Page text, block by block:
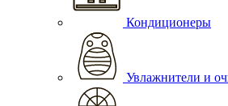
Кондиционеры
Увлажнители и